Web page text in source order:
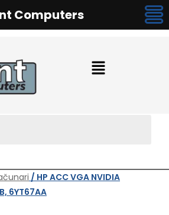
/ HP ACC VGA NVIDIA
6YT67AA
Computers